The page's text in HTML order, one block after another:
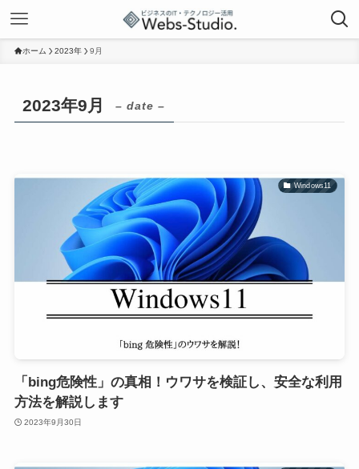
ホーム 2023年 9月
2023年9月 – date –
Windows11
「bing危険性」の真相！ウワサを検証し、安全な利用
方法を解説します
2023年9月30日